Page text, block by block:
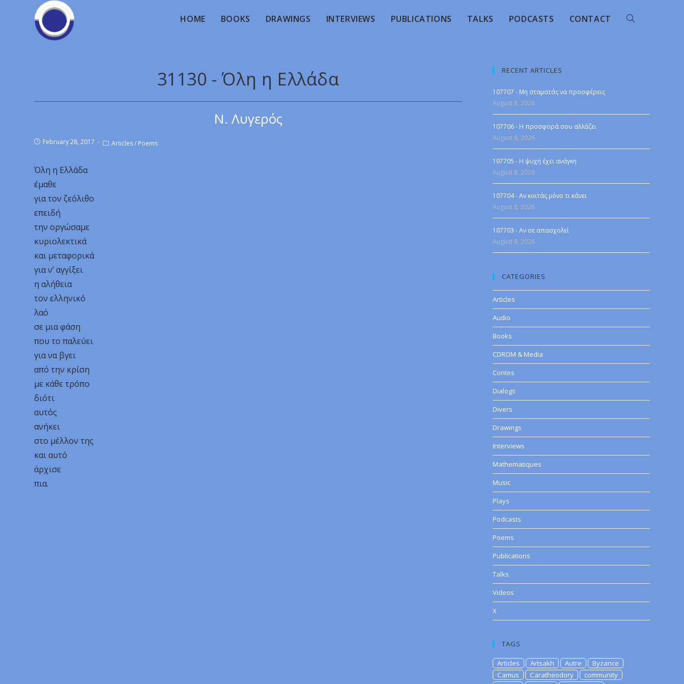
HOME BOOKS DRAWINGS INTERVIEWS PUBLICATIONS TALKS PODCASTS CONTACT
31130 - Όλη η Ελλάδα
Ν. Λυγερός
February 28, 2017 Articles/ Poems
Όλη η Ελλάδα
έμαθε
για τον ζεόλιθο
επειδή
την οργώσαμε
κυριολεκτικά
και μεταφορικά
για ν’ αγγίξει
η αλήθεια
τον ελληνικό
λαό
σε μια φάση
που το παλεύει
για να βγει
από την κρίση
με κάθε τρόπο
διότι
αυτός
ανήκει
στο μέλλον της
και αυτό
άρχισε
πια.
RECENT ARTICLES
107707 - Μη σταματάς να προσφέρεις
August 8, 2026
107706 - Η προσφορά σου αλλάζει
August 8, 2026
107705 - Η ψυχή έχει ανάγκη
August 8, 2026
107704 - Αν κοιτάς μόνο τι κάνει
August 8, 2026
107703 - Αν σε απασχολεί
August 8, 2026
CATEGORIES
Articles
Audio
Books
CDROM & Media
Contes
Dialogs
Divers
Drawings
Interviews
Mathematiques
Music
Plays
Podcasts
Poems
Publications
Talks
Videos
X
TAGS
Articles Artsakh Autre
Byzance
Camus
Caratheodory
community